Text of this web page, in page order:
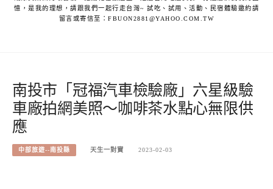
憶，是我的理想，請跟我們一起行走台灣~ 試吃、試用、活動、民宿體驗邀約請
留言或寄信至：FBUON2881@YAHOO.COM.TW
南投市「冠福汽車檢驗廠」六星級驗
車廠拍網美照～咖啡茶水點心無限供
應
中部旅遊--南投縣 天生一對寶 2023-02-03